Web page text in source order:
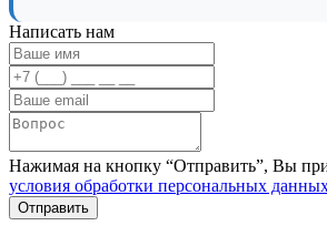
Написать нам
Нажимая на кнопку “Отправить”, Вы
условия обработки персональных